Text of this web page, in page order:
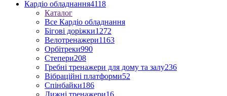
Кардіо обладнання4118
Каталог
Все Кардіо обладнання
Бігові доріжки1272
Велотренажери1163
Орбітреки990
Степери208
Гребні тренажери для дому та залу236
Вібраційні платформи52
Спінбайки186
Лижні тренажери16